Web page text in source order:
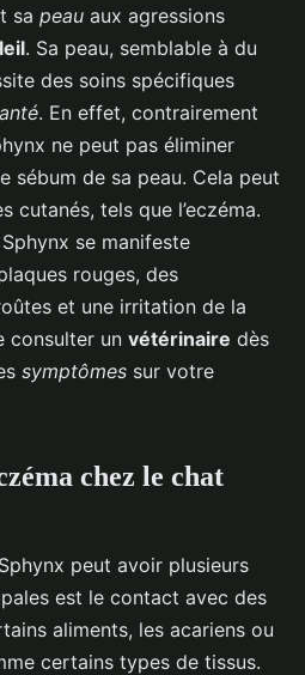
sa peau aux agressions
. Sa peau, semblable à du
des soins spécifiques
. En effet, contrairement
ne peut pas éliminer
sébum de sa peau. Cela peut
cutanés, tels que l’eczéma.
se manifeste
rouges, des
et une irritation de la
consulter un vétérinaire dès
symptômes sur votre
chez le chat
peut avoir plusieurs
est le contact avec des
aliments, les acariens ou
certains types de tissus.